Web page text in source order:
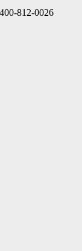
400-812-0026